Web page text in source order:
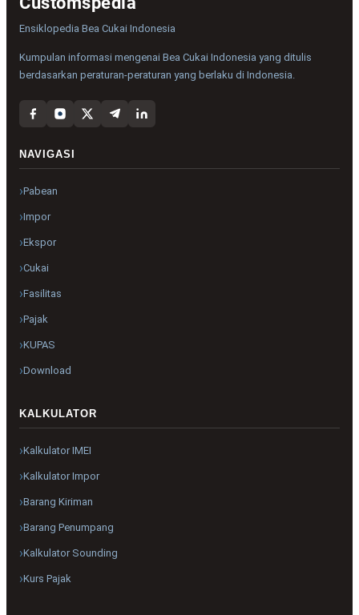
Ensiklopedia Bea Cukai Indonesia
Kumpulan informasi mengenai Bea Cukai Indonesia yang ditulis
berdasarkan peraturan-peraturan yang berlaku di Indonesia.
NAVIGASI
Pabean
Impor
Ekspor
Cukai
Fasilitas
Pajak
KUPAS
Download
KALKULATOR
Kalkulator IMEI
Kalkulator Impor
Barang Kiriman
Barang Penumpang
Kalkulator Sounding
Kurs Pajak